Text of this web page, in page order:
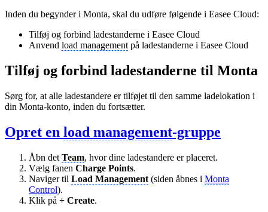
Inden du begynder i Monta, skal du udføre følgende i Easee Cloud:
Tilføj og forbind ladestanderne i Easee Cloud
Anvend load managementpå ladestanderne i Easee Cloud
Tilføj og forbind ladestanderne til Monta
Sørg for, at alle ladestandere er tilføjet til den samme ladelokation i
din Monta-konto, inden du fortsætter.
Opret en load management-gruppe
Åbn det Team, hvor dine ladestandere er placeret.
Vælg fanen Charge Points.
Naviger til Load Management (siden åbnes i Monta
Control).
Klik på + Create.